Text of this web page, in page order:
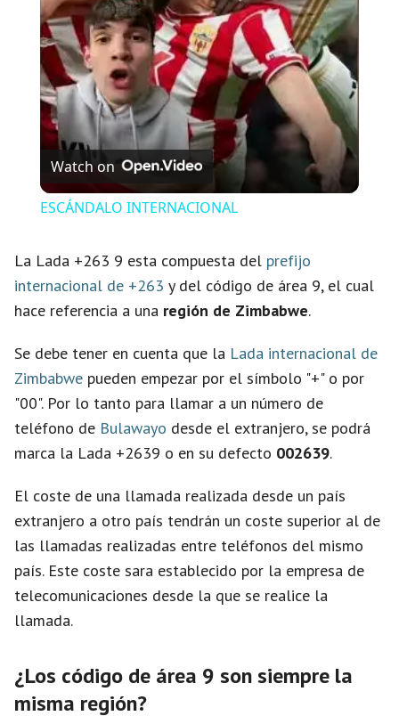
a
y
V
i
d
e
o
Watch on
ESCÁNDALO INTERNACIONAL
La Lada +263 9 esta compuesta del prefijo
internacional de +263 y del código de área 9, el cual
hace referencia a una región de Zimbabwe.
Se debe tener en cuenta que la Lada internacional de
Zimbabwe pueden empezar por el símbolo "+" o por
"00". Por lo tanto para llamar a un número de
teléfono de Bulawayo desde el extranjero, se podrá
marca la Lada +2639 o en su defecto 002639.
El coste de una llamada realizada desde un país
extranjero a otro país tendrán un coste superior al de
las llamadas realizadas entre teléfonos del mismo
país. Este coste sara establecido por la empresa de
telecomunicaciones desde la que se realice la
llamada.
¿Los código de área 9 son siempre la
misma región?